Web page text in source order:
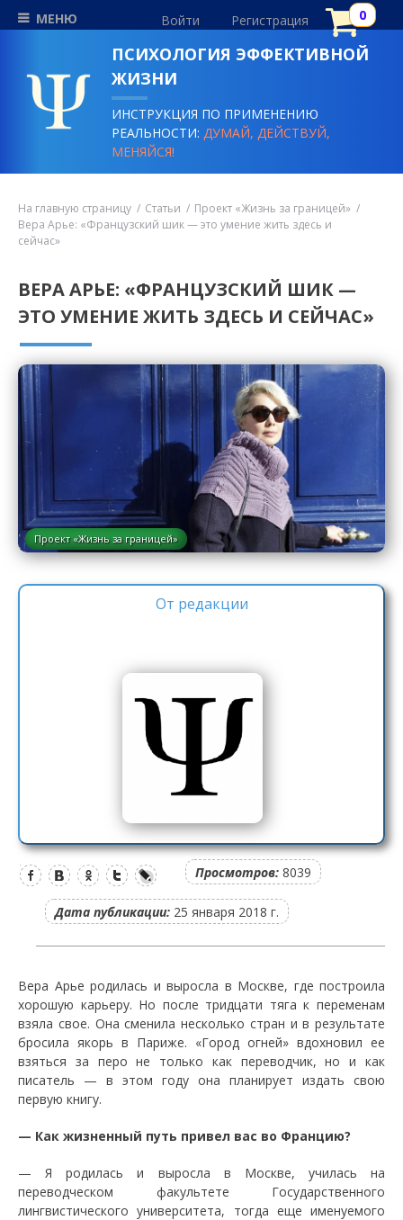
МЕНЮ Войти Регистрация
ПСИХОЛОГИЯ ЭФФЕКТИВНОЙ
ЖИЗНИ
ИНСТРУКЦИЯ ПО ПРИМЕНЕНИЮ
РЕАЛЬНОСТИ:ДУМАЙ, ДЕЙСТВУЙ,
МЕНЯЙСЯ!
На главную страницу Статьи
Проект «Жизнь за границей»
Вера Арье: «Французский шик — это умение жить здесь и
сейчас»
ВЕРА АРЬЕ: «ФРАНЦУЗСКИЙ ШИК —
ЭТО УМЕНИЕ ЖИТЬ ЗДЕСЬ И СЕЙЧАС»
Проект «Жизнь за границей»
От редакции
Просмотров: 8039
Дата публикации: 25 января 2018 г.
Вера Арье родилась и выросла в Москве, где построила
хорошую карьеру. Но после тридцати тяга к переменам
взяла свое. Она сменила несколько стран и в результате
бросила якорь в Париже. «Город огней» вдохновил ее
взяться за перо не только как переводчик, но и как
писатель — в этом году она планирует издать свою
первую книгу.
— Как жизненный путь привел вас во Францию?
— Я родилась и выросла в Москве, училась на
переводческом факультете Государственного
лингвистического университета, тогда еще именуемого